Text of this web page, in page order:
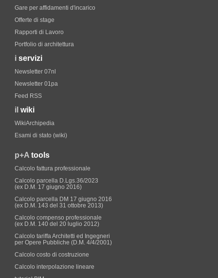
Gare per affidamenti d'incarico
Offerte di stage
Rapporti di Lavoro
Portfolio di architettura
i servizi
Newsletter 07nl
Newsletter 01pa
Feed RSS
il wiki
WikiArchipedia
Esami di stato (wiki)
p+A tools
Calcolo fattura professionale
Calcolo parcella D.Lgs.36/2023
(ex D.M. 17 giugno 2016)
Calcolo parcella DM 17 giugno 2016
(ex D.M. 143 del 31 ottobre 2013)
Calcolo compenso professionale
(ex D.M. 140 del 20 luglio 2012)
Calcolo tariffa Architetti ed Ingegneri
per Opere Pubbliche (D.M. 4/4/2001)
Calcolo costo di costruzione
Calcolo interpolazione lineare